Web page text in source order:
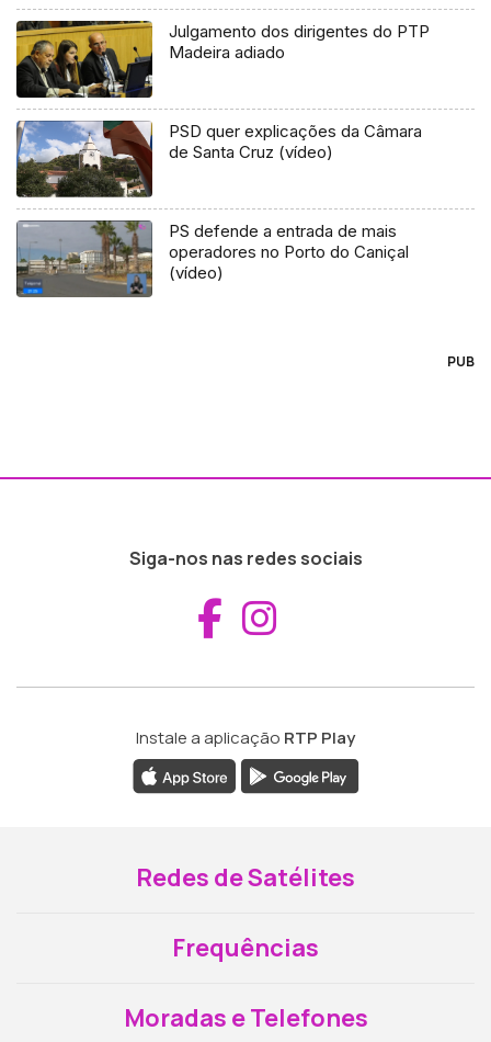
Julgamento dos dirigentes do PTP
Madeira adiado
PSD quer explicações da Câmara
de Santa Cruz (vídeo)
PS defende a entrada de mais
operadores no Porto do Caniçal
(vídeo)
PUB
Siga-nos nas redes sociais
Aceder ao
Instale a aplicação RTP Play
Redes de Satélites
Frequências
Moradas e Telefones